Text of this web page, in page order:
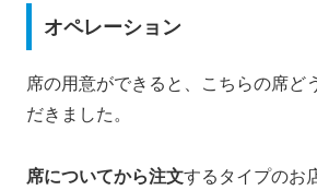
オペレーション
席の用意ができると、こちらの席ど
だきました。
席についてから注文するタイプのお